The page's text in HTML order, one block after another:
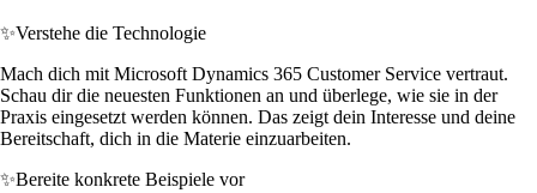
✨Verstehe die Technologie
Mach dich mit Microsoft Dynamics 365 Customer Service vertraut.
Schau dir die neuesten Funktionen an und überlege, wie sie in der
Praxis eingesetzt werden können. Das zeigt dein Interesse und deine
Bereitschaft, dich in die Materie einzuarbeiten.
✨Bereite konkrete Beispiele vor